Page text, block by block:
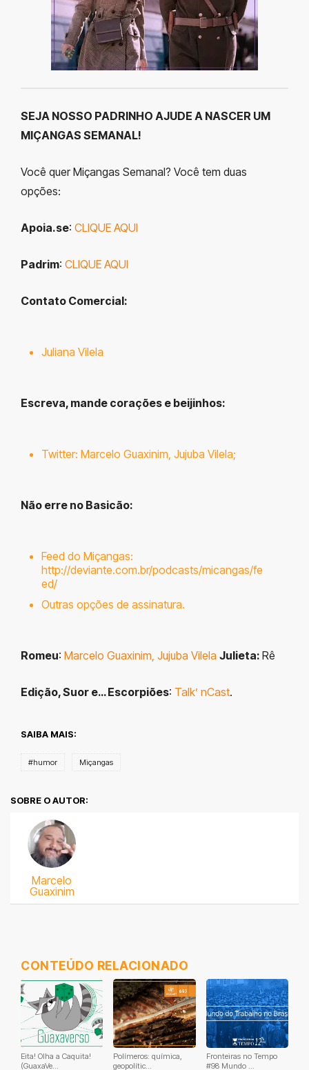
SEJA NOSSO PADRINHO AJUDE A NASCER UM
MIÇANGAS SEMANAL!
Você quer Miçangas Semanal? Você tem duas
opções:
Apoia.se: CLIQUE AQUI
Padrim: CLIQUE AQUI
Contato Comercial:
Juliana Vilela
Escreva, mande corações e beijinhos:
Twitter: Marcelo Guaxinim Jujuba Vilela;
Não erre no Basicão:
Feed do Miçangas:
http://deviante.com.br/podcasts/micangas/fe
ed/
Outras opções de assinatura.
Romeu: Marcelo Guaxinim, Jujuba Vilela Julieta: Rê
Edição, Suor e… Escorpiões: Talk’ nCast.
SAIBA MAIS:
#humor Miçangas
SOBRE O AUTOR:
Marcelo
Guaxinim
CONTEÚDO RELACIONADO
Eita! Olha a Caquita!
(GuaxaVe...
Polímeros: química,
geopolític...
Fronteiras no Tempo
#98 Mundo ...